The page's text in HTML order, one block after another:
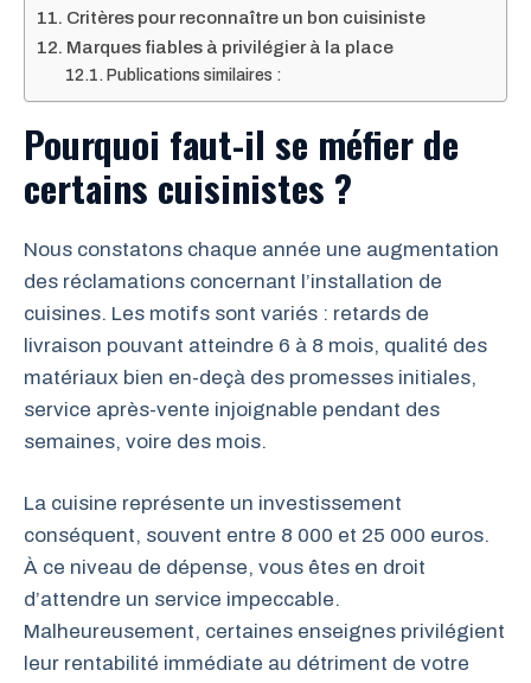
Critères pour reconnaître un bon cuisiniste
Marques fiables à privilégier à la place
Publications similaires :
Pourquoi faut-il se méfier de
certains cuisinistes ?
Nous constatons chaque année une augmentation
des réclamations concernant l’installation de
cuisines. Les motifs sont variés : retards de
livraison pouvant atteindre 6 à 8 mois, qualité des
matériaux bien en-deçà des promesses initiales,
service après-vente injoignable pendant des
semaines, voire des mois.
La cuisine représente un investissement
conséquent, souvent entre 8 000 et 25 000 euros.
À ce niveau de dépense, vous êtes en droit
d’attendre un service impeccable.
Malheureusement, certaines enseignes privilégient
leur rentabilité immédiate au détriment de votre